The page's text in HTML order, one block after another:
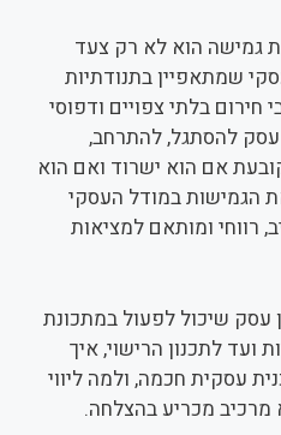
גמישה הוא לא רק צעד
שמתאפיין בתנודתיות
חירום בלתי צפויים ודפוסי
עסק להסתגל, להתרחב,
אם הוא ישרוד ואם הוא
הגמישות במודל העסקי
רווחי ומותאם למציאות
עסק שיכול לפעול במתכונת
ועד לתכנון הרישוי, איך
עסקית חכמה, ולמה ליווי
מרכיב מכריע בהצלחה.